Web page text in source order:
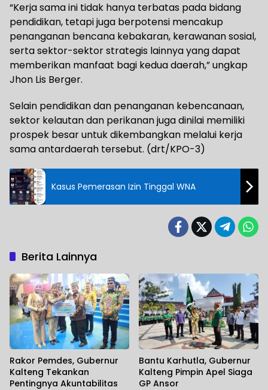
“Kerja sama ini tidak hanya terbatas pada bidang
pendidikan, tetapi juga berpotensi mencakup
penanganan bencana kebakaran, kerawanan sosial,
serta sektor-sektor strategis lainnya yang dapat
memberikan manfaat bagi kedua daerah,” ungkap
Jhon Lis Berger.
Selain pendidikan dan penanganan kebencanaan,
sektor kelautan dan perikanan juga dinilai memiliki
prospek besar untuk dikembangkan melalui kerja
sama antardaerah tersebut. (drt/KPO-3)
Kasus Pemerasan Izin Tinggal WNA
Berita Lainnya
Rakor Pemdes, Gubernur
Kalteng Tekankan
Pentingnya Akuntabilitas
Bantu Karhutla, Gubernur
Kalteng Pimpin Apel Siaga
GP Ansor